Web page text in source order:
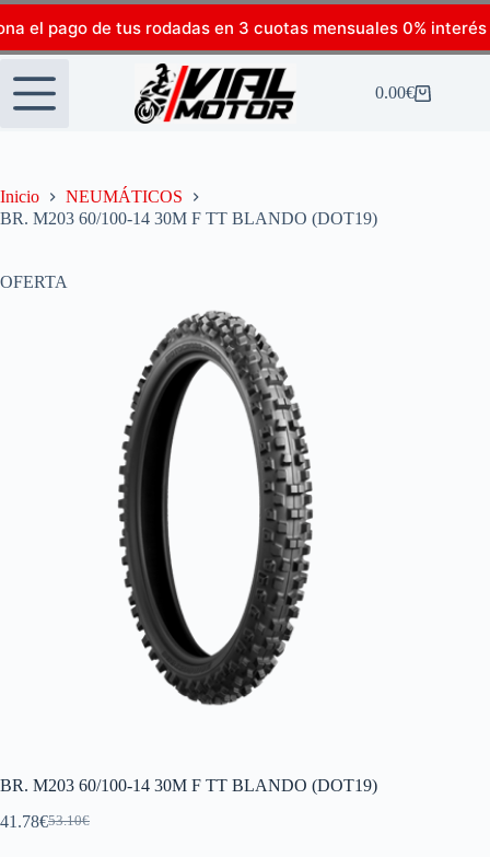
el pago de tus rodadas en 3 cuotas mensuales 0% interés
0.00€
Inicio
NEUMÁTICOS
BR. M203 60/100-14 30M F TT BLANDO (DOT19)
OFERTA
BR. M203 60/100-14 30M F TT BLANDO (DOT19)
53.10€
41.78€